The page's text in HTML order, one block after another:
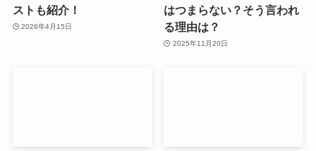
ストも紹介！
2026年4月15日
はつまらない？そう言われ
る理由は？
2025年11月20日